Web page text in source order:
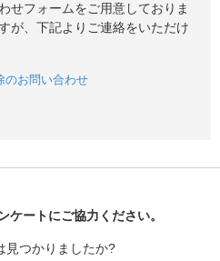
せフォームをご用意しておりま
が、下記よりご連絡をいただけ
のお問い合わせ
ケートにご協力ください。
見つかりましたか?